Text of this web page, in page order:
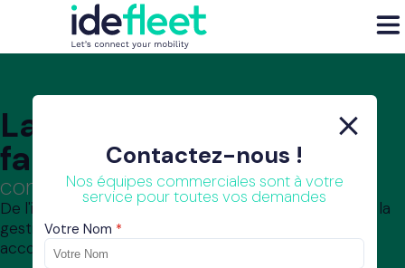
Contactez-nous !
Nos équipes commerciales sont à votre
service pour toutes vos demandes
Votre Nom
La gestion de flotte
facile.
connectez & managez
De l'intégration de l'électronique dans vos véhicules à la
gestion opérationnelle de votre flotte, idefleet vous
accompagne avec sa solution en mode SaaS